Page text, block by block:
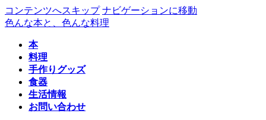
コンテンツへスキップ ナビゲーションに移動
色んな本と、色んな料理
本
料理
手作りグッズ
食器
生活情報
お問い合わせ